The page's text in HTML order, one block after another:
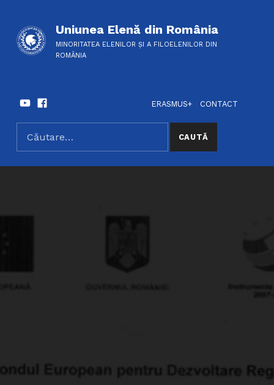
Uniunea Elenă din România
MINORITATEA ELENILOR ȘI A FILOELENILOR DIN
ROMÂNIA
SOCIAL LINKS
YoutubeFacebook
ERASMUS+
CONTACT
SEARCH THE SITE
Caută după: